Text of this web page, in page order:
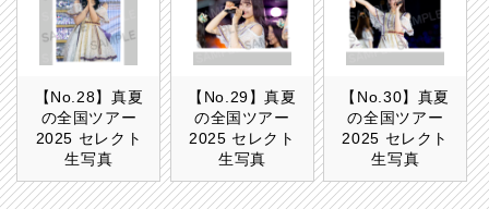
【No.28】真夏
の全国ツアー
2025 セレクト
生写真
【No.29】真夏
の全国ツアー
2025 セレクト
生写真
【No.30】真夏
の全国ツアー
2025 セレクト
生写真